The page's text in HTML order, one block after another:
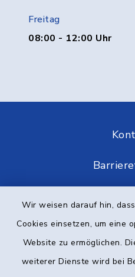
Wir weisen darauf hin,
Cookies einsetzen, um eine
Website zu ermöglichen.
weiterer Dienste wird bei
Freitag
08:00 - 12:00 Uhr
Elektronische